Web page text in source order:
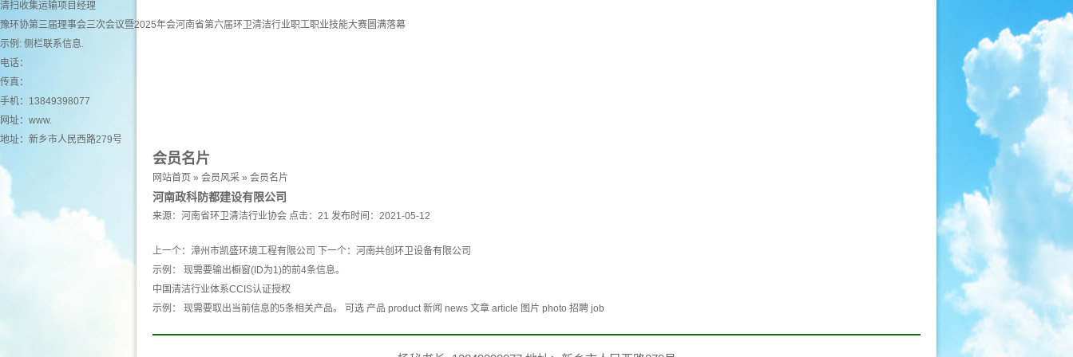
清扫收集运输项目经理
豫环协第三届理事会三次会议暨2025年会河南省第六届环卫清洁行业职工职业技能大赛圆满落幕
示例: 侧栏联系信息.
电话：
传真：
手机：13849398077
网址： www.
地址：新乡市人民西路279号
会员名片
网站首页 » 会员风采 » 会员名片
河南政科防都建设有限公司
来源： 河南省环卫清洁行业协会 点击：21 发布时间：2021-05-12
上一个： 漳州市凯盛环境工程有限公司 下一个： 河南共创环卫设备有限公司
示例： 现需要输出橱窗(ID为1)的前4条信息。
中国清洁行业体系CCIS认证授权
示例： 现需要取出当前信息的5条相关产品。 可选 产品 product 新闻 news 文章 article 图片 photo 招聘 job